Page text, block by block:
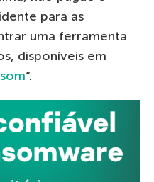
para as
uma ferramenta
disponíveis em
“.